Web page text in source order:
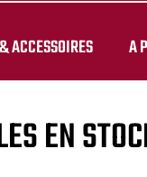
ACCESSOIRES A
EN